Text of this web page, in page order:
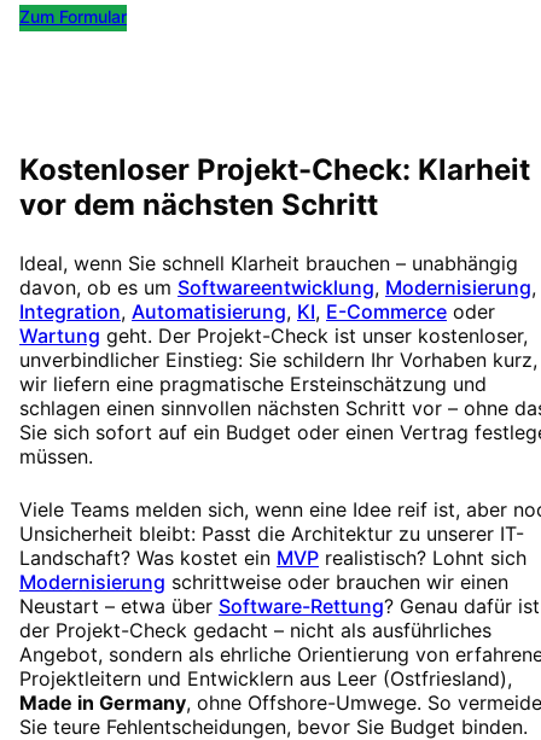
Zum Formular
Kostenloser Projekt-Check: Klarheit
vor dem nächsten Schritt
Ideal, wenn Sie schnell Klarheit brauchen – unabhängig
davon, ob es um Softwareentwicklung, Modernisierung,
Integration, Automatisierung, KI, E-Commerce oder
Wartung geht. Der Projekt-Check ist unser kostenloser,
unverbindlicher Einstieg: Sie schildern Ihr Vorhaben kurz,
wir liefern eine pragmatische Ersteinschätzung und
schlagen einen sinnvollen nächsten Schritt vor – ohne
Sie sich sofort auf ein Budget oder einen Vertrag
müssen.
Viele Teams melden sich, wenn eine Idee reif ist, aber
Unsicherheit bleibt: Passt die Architektur zu unserer IT-
Landschaft? Was kostet ein MVP realistisch? Lohnt sich
Modernisierung schrittweise oder brauchen wir einen
Neustart – etwa über Software-Rettung? Genau dafür ist
der Projekt-Check gedacht – nicht als ausführliches
Angebot, sondern als ehrliche Orientierung von
Projektleitern und Entwicklern aus Leer (Ostfriesland),
Made in Germany, ohne Offshore-Umwege. So
Sie teure Fehlentscheidungen, bevor Sie Budget binden.